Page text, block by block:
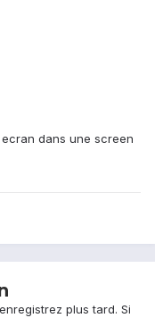
dans une screen
plus tard. Si